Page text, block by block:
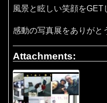
風景と眩しい笑顔を
感動の写真展をありがと
Attachments: